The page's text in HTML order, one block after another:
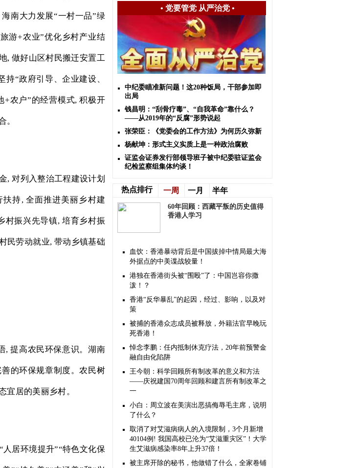
南大力发展“一村一品”绿
游+农业”优化乡村产业结
, 做好山区村民搬迁安置工
持“政府引导、企业建设、
+农户”的经营模式,积极开
。
,对列入整治工程建设计划
扶持, 全面推进美丽乡村建
村振兴先导镇, 培育乡村振
民劳动就业, 带动乡镇基础
,提高农民环保意识。湖南
的环保规章制度。农民树
宜居的美丽乡村。
人居环境提升”“特色文化保
• 党要管党 从严治党•
中纪委瞄准新问题！这20种饭局，干部参加即
出局
钱昌明：“刮骨疗毒”、“自我革命”靠什么？
——从2019年的“反腐”形势说起
张荣臣：《党委会的工作方法》为何历久弥新
杨献坤：形式主义实质上是一种政治腐败
证监会证券发行部领导班子被中纪委驻证监会
纪检监察组集体约谈！
热点排行 一周 一月 半年
60年回顾：西藏平叛的历史值得
香港人学习
血饮：香港暴动背后是中国拔掉中情局最大海
外据点的中美谍战较量！
港独在香港街头被“围殴”了：中国岂容你撒
泼！？
香港“反华暴乱”的起因，经过、影响，以及对
策
被捕的香港众志成员被释放，外籍法官早晚玩
死香港！
悼念李鹏：任内抵制休克疗法，20年前预警金
融自由化陷阱
王今朝：科学回顾所有制改革的意义和方法
——庆祝建国70周年回顾和建言所有制改革之
一
小白：周立波在美演出恶搞侮辱毛主席，说明
了什么？
取消了对艾滋病病人的入境限制，3个月新增
40104例! 我国高校已沦为“艾滋重灾区”！大学
生艾滋病感染率8年上升37倍！
被主席开除的秘书，他做错了什么，全家卷铺